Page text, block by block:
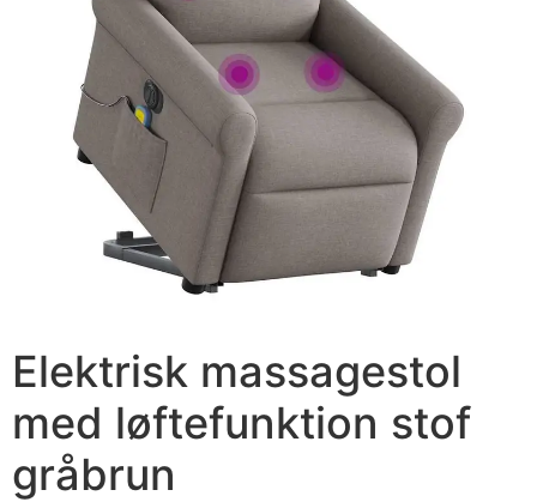
Elektrisk massagestol
med løftefunktion stof
gråbrun